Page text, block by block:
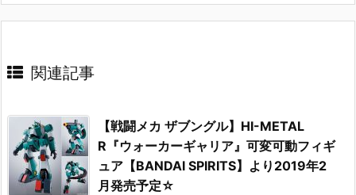
関連記事
【戦闘メカ ザブングル】HI-METAL
R『ウォーカーギャリア』可変可動フィギ
ュア【BANDAI SPIRITS】より2019年2
月発売予定☆